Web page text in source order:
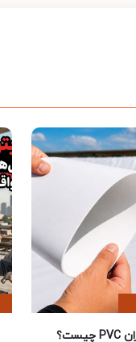
ژئوممبران PVC چیست؟